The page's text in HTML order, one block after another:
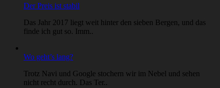
Der Preis ist stabil
Das Jahr 2017 liegt weit hinter den sieben Bergen, und das
finde ich gut so. Imm..
Wo geht’s lang?
Trotz Navi und Google stochern wir im Nebel und sehen
nicht recht durch. Das Ter..